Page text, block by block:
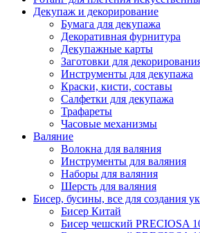
Декупаж и декорирование
Бумага для декупажа
Декоративная фурнитура
Декупажные карты
Заготовки для
Инструменты для декупажа
Краски, кисти, составы
Салфетки для декупажа
Трафареты
Часовые механизмы
Валяние
Волокна для валяния
Инструменты для валяния
Наборы для валяния
Шерсть для валяния
Бисер, бусины, все для создания
Бисер Китай
Бисер чешский PRECIOSA